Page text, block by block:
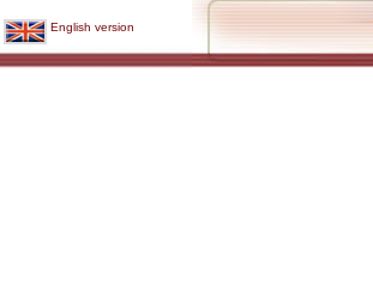
English version